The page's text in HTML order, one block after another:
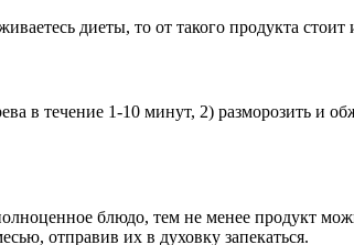
диеты, то от такого продукта стоит и
в течение 1-10 минут, 2) разморозить и
блюдо, тем не менее продукт
отправив их в духовку запекаться.